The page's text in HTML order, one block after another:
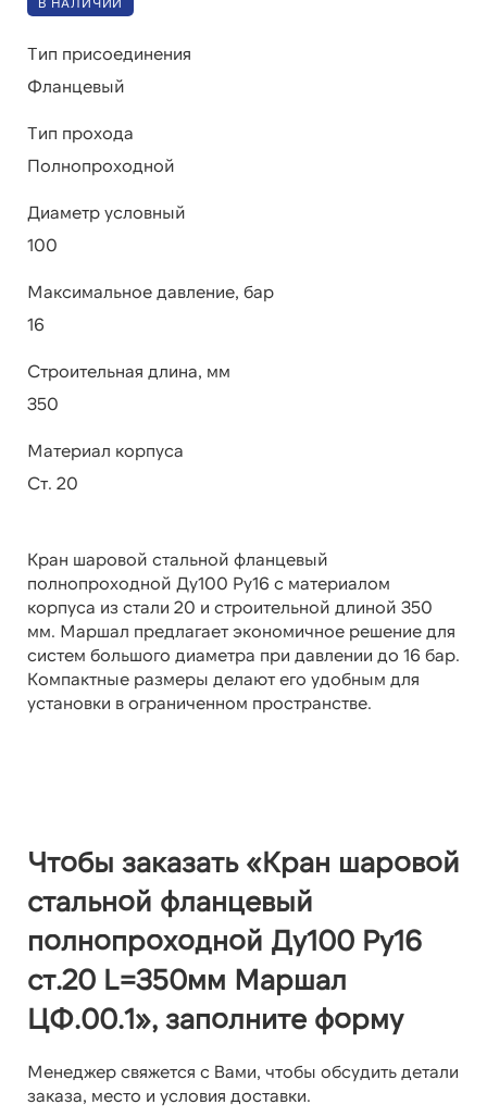
Тип присоединения
Фланцевый
Тип прохода
Полнопроходной
Диаметр условный
100
Максимальное давление, бар
16
Строительная длина, мм
350
Материал корпуса
Ст. 20
Кран шаровой стальной фланцевый
полнопроходной Ду100 Ру16 с материалом
корпуса из стали 20 и строительной длиной 350
мм. Маршал предлагает экономичное решение для
систем большого диаметра при давлении до 16 бар.
Компактные размеры делают его удобным для
установки в ограниченном пространстве.
Чтобы заказать «Кран шаровой
стальной фланцевый
полнопроходной Ду100 Ру16
ст.20 L=350мм Маршал
ЦФ.00.1», заполните форму
Менеджер свяжется с Вами, чтобы обсудить детали
заказа, место и условия доставки.